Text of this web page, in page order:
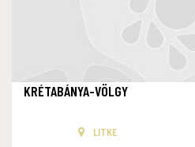
KRÉTABÁNYA-VÖLGY
LITKE